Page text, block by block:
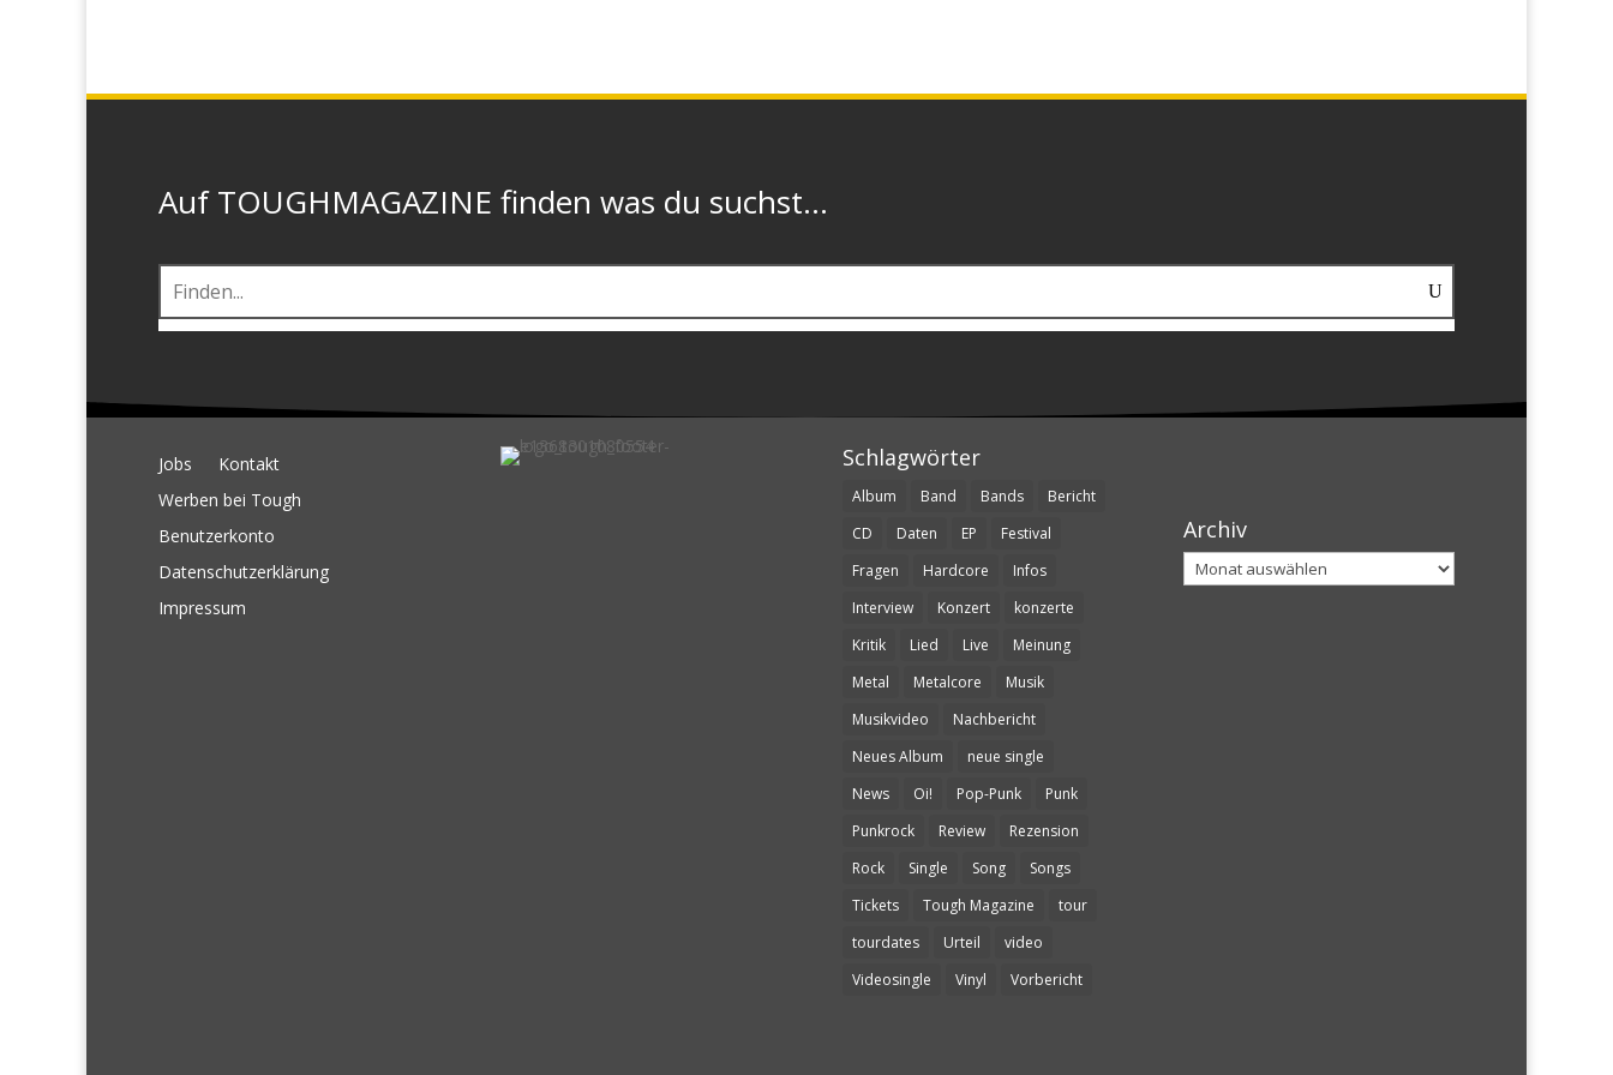
Auf TOUGHMAGAZINE finden was du suchst...
Jobs
Kontakt
Werben bei Tough
Benutzerkonto
Datenschutzerklärung
Impressum
Schlagwörter
Album Band Bands
Bericht
CD
Daten EP
Festival
Fragen
Hardcore
Infos
Interview
Konzert
konzerte
Kritik
Lied Live
Meinung
Metal
Metalcore
Musik
Musikvideo
Nachbericht
Neues Album
neue single
News
Oi! Pop-Punk
Punk
Punkrock
Review
Rezension
Rock
Single Song
Songs
Tickets
Tough Magazine
tour
tourdates
Urteil
video
Videosingle
Vinyl Vorbericht
Archiv
Archiv